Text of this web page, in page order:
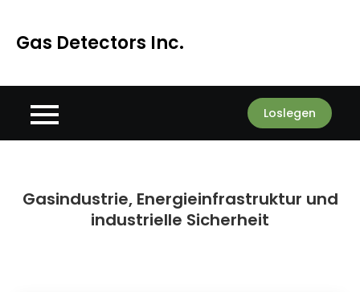
content
Gas Detectors Inc.
Loslegen
Gasindustrie, Energieinfrastruktur und
industrielle Sicherheit